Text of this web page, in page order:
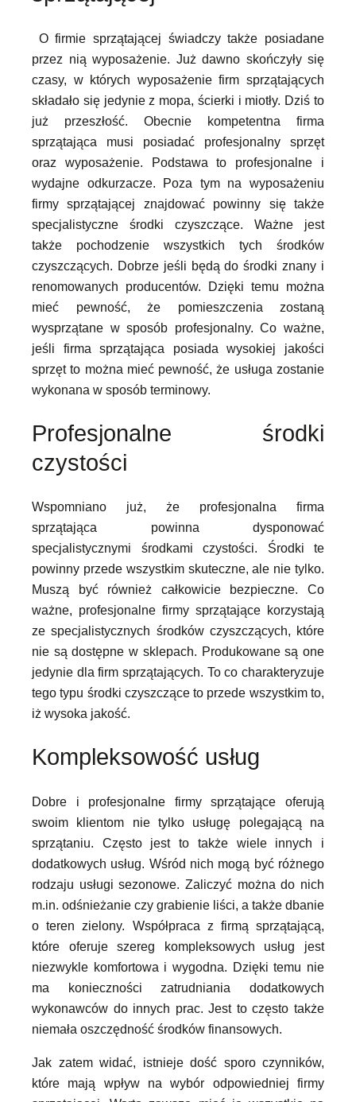
O firmie sprzątającej świadczy także posiadane
przez nią wyposażenie. Już dawno skończyły się
czasy, w których wyposażenie firm sprzątających
składało się jedynie z mopa, ścierki i miotły. Dziś to
już przeszłość. Obecnie kompetentna firma
sprzątająca musi posiadać profesjonalny sprzęt
oraz wyposażenie. Podstawa to profesjonalne i
wydajne odkurzacze. Poza tym na wyposażeniu
firmy sprzątającej znajdować powinny się także
specjalistyczne środki czyszczące. Ważne jest
także pochodzenie wszystkich tych środków
czyszczących. Dobrze jeśli będą do środki znany i
renomowanych producentów. Dzięki temu można
mieć pewność, że pomieszczenia zostaną
wysprzątane w sposób profesjonalny. Co ważne,
jeśli firma sprzątająca posiada wysokiej jakości
sprzęt to można mieć pewność, że usługa zostanie
wykonana w sposób terminowy.
Profesjonalne środki
czystości
Wspomniano już, że profesjonalna firma
sprzątająca powinna dysponować
specjalistycznymi środkami czystości. Środki te
powinny przede wszystkim skuteczne, ale nie tylko.
Muszą być również całkowicie bezpieczne. Co
ważne, profesjonalne firmy sprzątające korzystają
ze specjalistycznych środków czyszczących, które
nie są dostępne w sklepach. Produkowane są one
jedynie dla firm sprzątających. To co charakteryzuje
tego typu środki czyszczące to przede wszystkim to,
iż wysoka jakość.
Kompleksowość usług
Dobre i profesjonalne firmy sprzątające oferują
swoim klientom nie tylko usługę polegającą na
sprzątaniu. Często jest to także wiele innych i
dodatkowych usług. Wśród nich mogą być różnego
rodzaju usługi sezonowe. Zaliczyć można do nich
m.in. odśnieżanie czy grabienie liści, a także dbanie
o teren zielony. Współpraca z firmą sprzątającą,
które oferuje szereg kompleksowych usług jest
niezwykle komfortowa i wygodna. Dzięki temu nie
ma konieczności zatrudniania dodatkowych
wykonawców do innych prac. Jest to często także
niemała oszczędność środków finansowych.
Jak zatem widać, istnieje dość sporo czynników,
które mają wpływ na wybór odpowiedniej firmy